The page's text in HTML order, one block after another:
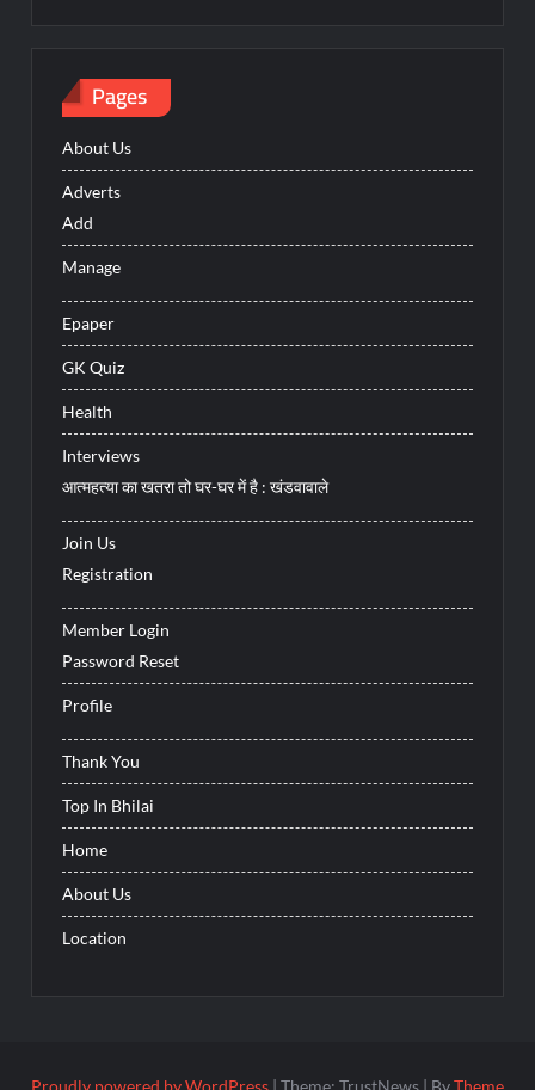
Pages
About Us
Adverts
Add
Manage
Epaper
GK Quiz
Health
Interviews
आत्महत्या का खतरा तो घर-घर में है : खंडवावाले
Join Us
Registration
Member Login
Password Reset
Profile
Thank You
Top In Bhilai
Home
About Us
Location
Proudly powered by WordPress | Theme: TrustNews | ByTheme